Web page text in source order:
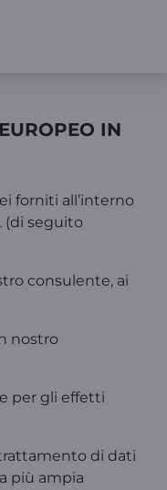
IN
forniti all’interno
(di seguito
consulente, ai
nostro
per gli effetti
di dati
più ampia